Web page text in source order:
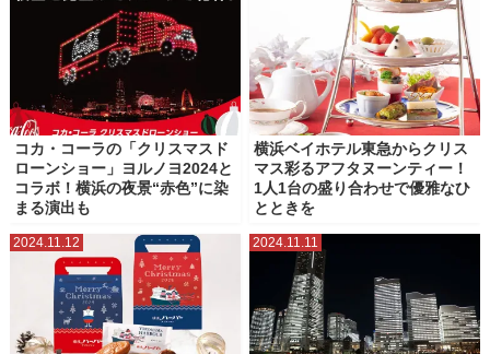
コカ・コーラの「クリスマスド
ローンショー」ヨルノヨ2024と
コラボ！横浜の夜景“赤色”に染
まる演出も
横浜ベイホテル東急からクリス
マス彩るアフタヌーンティー！
1人1台の盛り合わせで優雅なひ
とときを
2024.11.12 2024.11.11